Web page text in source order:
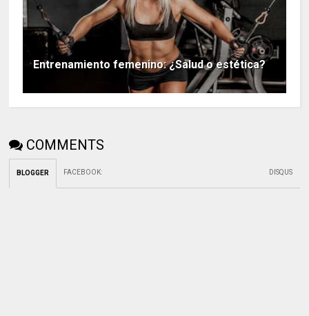
Entrenamiento femenino: ¿Salud o estética?
COMMENTS
BLOGGER FACEBOOK: DISQUS